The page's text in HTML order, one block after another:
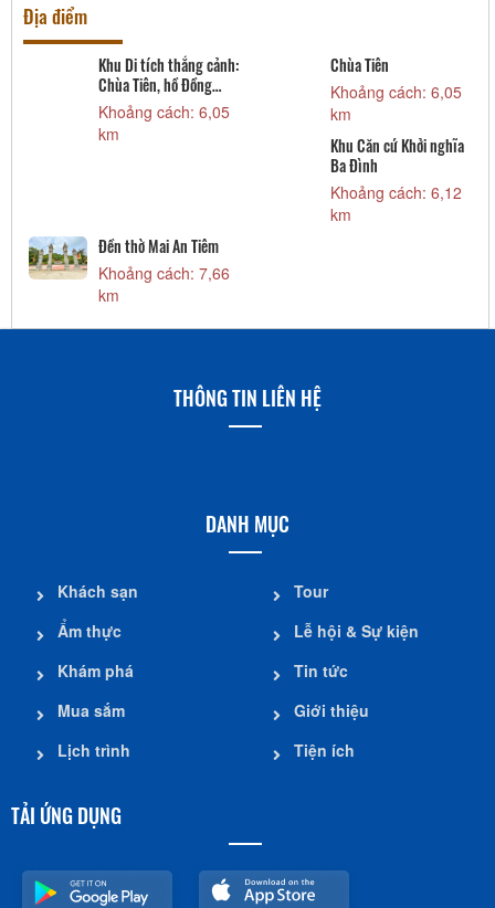
Địa điểm
tích thắng cảnh:
cách: 6,05
Chùa Tiên
Khoảng cách: 6,05
km
Khu Căn cứ Khởi nghĩa
Khoảng cách: 6,12
Mai An Tiêm
cách: 7,66
Đền thờ
km
THÔNG TIN LIÊN HỆ
DANH MỤC
Khách sạn
Ẩm thực
Khám phá
Mua sắm
Lịch trình
Tour
Lễ hội & Sự kiện
Tin tức
Giới thiệu
Tiện ích
TẢI ỨNG DỤNG